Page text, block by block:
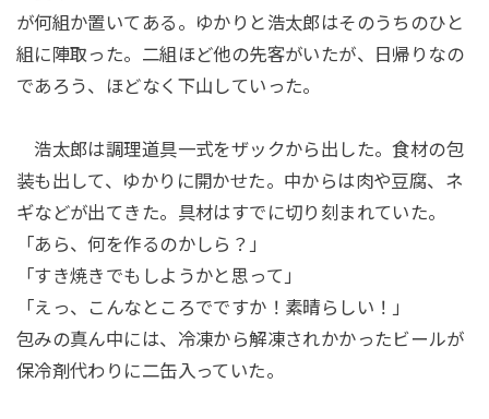
が何組か置いてある。ゆかりと浩太郎はそのうちのひと
組に陣取った。二組ほど他の先客がいたが、日帰りなの
であろう、ほどなく下山していった。
浩太郎は調理道具一式をザックから出した。食材の包
装も出して、ゆかりに開かせた。中からは肉や豆腐、ネ
ギなどが出てきた。具材はすでに切り刻まれていた。
「あら、何を作るのかしら？」
「すき焼きでもしようかと思って」
「えっ、こんなところでですか！素晴らしい！」
包みの真ん中には、冷凍から解凍されかかったビールが
保冷剤代わりに二缶入っていた。